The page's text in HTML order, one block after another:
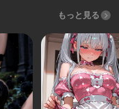
もっと見る